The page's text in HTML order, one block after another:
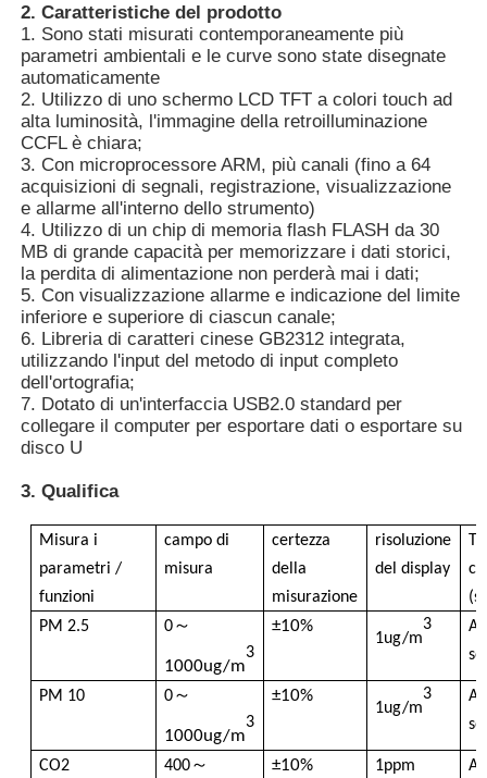
I casi dimostrano
Richiedere un preventivo
Rilevatore di radiazioni nucleari
Dosimetro personale
sensore del raggio di x
Sistema di monitoraggio delle radiazioni nucleari
rivelatore del radon
Detettore di PM2,5
Contatore della particelle di polvere
2. Caratteristiche del prodotto
1. Sono stati misurati contemporaneamente più
parametri ambientali e le curve sono state disegnate
automaticamente
2. Utilizzo di uno schermo LCD TFT a colori touch ad
alta luminosità, l'immagine della retroilluminazione
CCFL è chiara;
3. Con microprocessore ARM, più canali (fino a 64
acquisizioni di segnali, registrazione, visualizzazione
e allarme all'interno dello strumento)
4. Utilizzo di un chip di memoria flash FLASH da 30
MB di grande capacità per memorizzare i dati storici,
la perdita di alimentazione non perderà mai i dati;
5. Con visualizzazione allarme e indicazione del limite
inferiore e superiore di ciascun canale;
6. Libreria di caratteri cinese GB2312 integrata,
utilizzando l'input del metodo di input completo
dell'ortografia;
7. Dotato di un'interfaccia USB2.0 standard per
collegare il computer per esportare dati o esportare su
disco U
3. Qualifica
Misura i
parametri /
funzioni
campo di
misura
certezza
della
misurazione
risoluzione
del display
PM 2.5
0～
1000ug/m
3
±10%
1ug/m
3
PM 10 0～
1000ug/m
3
±10%
1ug/m
3
CO2 400～ ±10% 1ppm